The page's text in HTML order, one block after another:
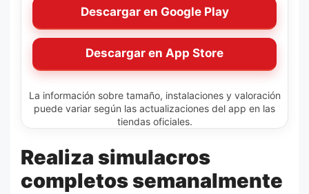
Descargar en Google Play
Descargar en App Store
La información sobre tamaño, instalaciones y valoración
puede variar según las actualizaciones del app en las
tiendas oficiales.
Realiza simulacros
completos semanalmente